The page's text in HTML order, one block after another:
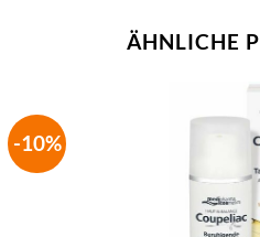
ÄHNLICHE
-10%